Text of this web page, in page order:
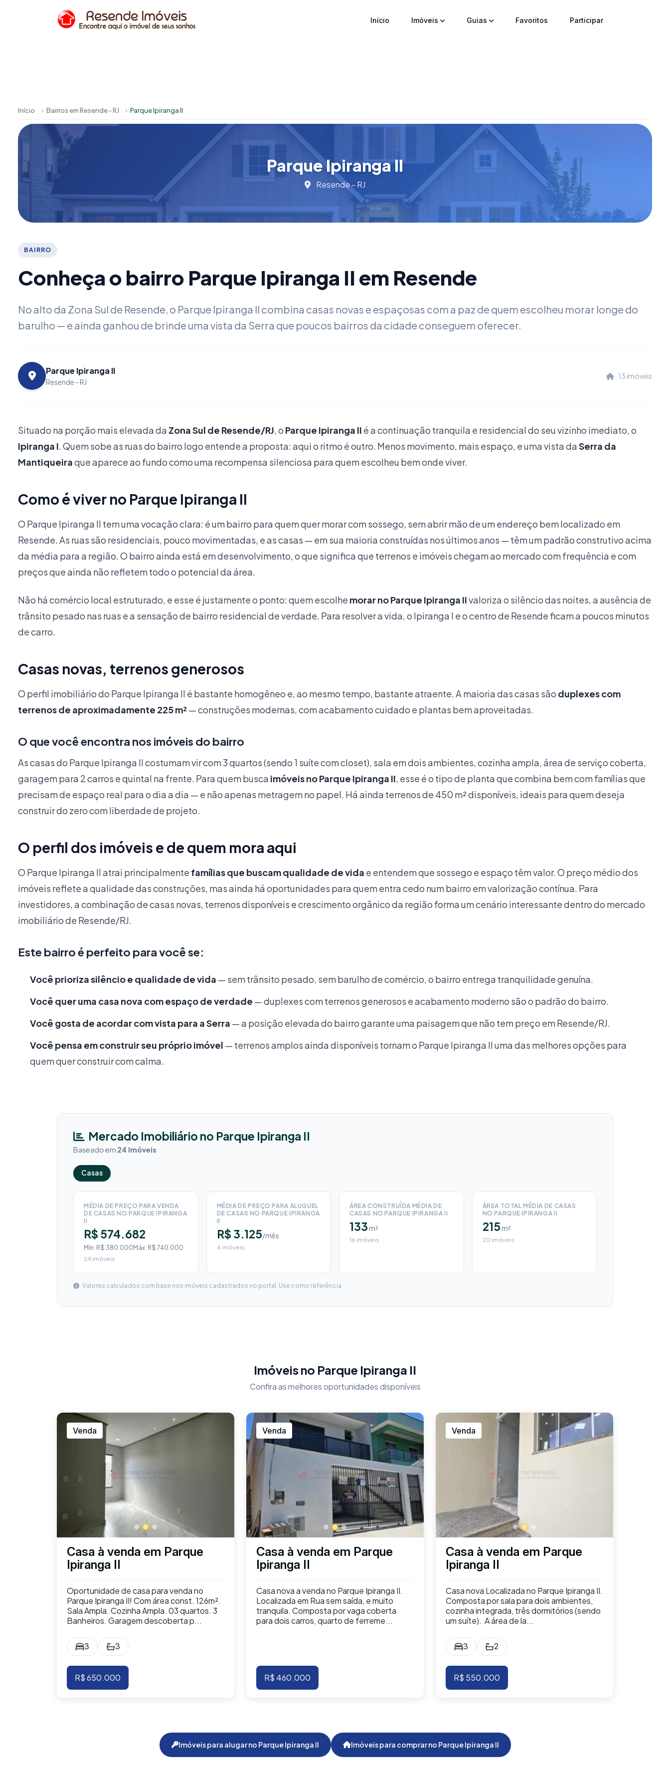
Início Imóveis Guias Favoritos Participar
Início Bairros em Resende - RJ Parque Ipiranga II
Parque Ipiranga II
Resende - RJ
BAIRRO
Conheça o bairro Parque Ipiranga II em Resende
No alto da Zona Sul de Resende, o Parque Ipiranga II combina casas novas e espaçosas com a paz de quem escolheu morar longe do
barulho — e ainda ganhou de brinde uma vista da Serra que poucos bairros da cidade conseguem oferecer.
Parque Ipiranga II
Resende - RJ
13 imóveis
Situado na porção mais elevada da Zona Sul de Resende/RJ, o Parque Ipiranga II é a continuação tranquila e residencial do seu vizinho imediato, o
Ipiranga I. Quem sobe as ruas do bairro logo entende a proposta: aqui o ritmo é outro. Menos movimento, mais espaço, e uma vista daSerra da
Mantiqueiraque aparece ao fundo como uma recompensa silenciosa para quem escolheu bem onde viver.
Como é viver no Parque Ipiranga II
O Parque Ipiranga II tem uma vocação clara: é um bairro para quem quer morar com sossego, sem abrir mão de um endereço bem localizado em
Resende. As ruas são residenciais, pouco movimentadas, e as casas — em sua maioria construídas nos últimos anos — têm um padrão construtivo acima
da média para a região. O bairro ainda está em desenvolvimento, o que significa que terrenos e imóveis chegam ao mercado com frequência e com
preços que ainda não refletem todo o potencial da área.
Não há comércio local estruturado, e esse é justamente o ponto: quem escolhe morar no Parque Ipiranga IIvaloriza o silêncio das noites, a ausência de
trânsito pesado nas ruas e a sensação de bairro residencial de verdade. Para resolver a vida, o Ipiranga I e o centro de Resende ficam a poucos minutos
de carro.
Casas novas, terrenos generosos
O perfil imobiliário do Parque Ipiranga II é bastante homogêneo e, ao mesmo tempo, bastante atraente. A maioria das casas são duplexes com
terrenos de aproximadamente 225 m²— construções modernas, com acabamento cuidado e plantas bem aproveitadas.
O que você encontra nos imóveis do bairro
As casas do Parque Ipiranga II costumam vir com 3 quartos (sendo 1 suíte com closet), sala em dois ambientes, cozinha ampla, área de serviço coberta,
garagem para 2 carros e quintal na frente. Para quem busca imóveis no Parque Ipiranga II, esse é o tipo de planta que combina bem com famílias que
precisam de espaço real para o dia a dia — e não apenas metragem no papel. Há ainda terrenos de 450 m² disponíveis, ideais para quem deseja
construir do zero com liberdade de projeto.
O perfil dos imóveis e de quem mora aqui
O Parque Ipiranga II atrai principalmente famílias que buscam qualidade de vida e entendem que sossego e espaço têm valor. O preço médio dos
imóveis reflete a qualidade das construções, mas ainda há oportunidades para quem entra cedo num bairro em valorização contínua. Para
investidores, a combinação de casas novas, terrenos disponíveis e crescimento orgânico da região forma um cenário interessante dentro do mercado
imobiliário de Resende/RJ.
Este bairro é perfeito para você se:
Você prioriza silêncio e qualidade de vida — sem trânsito pesado, sem barulho de comércio, o bairro entrega tranquilidade genuína.
Você quer uma casa nova com espaço de verdade — duplexes com terrenos generosos e acabamento moderno são o padrão do bairro.
Você gosta de acordar com vista para a Serra — a posição elevada do bairro garante uma paisagem que não tem preço em Resende/RJ.
Você pensa em construir seu próprio imóvel — terrenos amplos ainda disponíveis tornam o Parque Ipiranga II uma das melhores opções para
quem quer construir com calma.
Mercado Imobiliário no Parque Ipiranga II
Baseado em 24 Imóveis
Casas
MÉDIA DE PREÇO PARA VENDA
DE CASAS NO PARQUE IPIRANGA
II
R$ 574.682
Mín: R$ 380.000Máx: R$ 740.000
24 imóveis
MÉDIA DE PREÇO PARA ALUGUEL
DE CASAS NO PARQUE IPIRANGA
II
R$ 3.125/mês
4 imóveis
ÁREA CONSTRUÍDA MÉDIA DE
CASAS NO PARQUE IPIRANGA II
133 m²
16 imóveis
ÁREA TOTAL MÉDIA DE CASAS
NO PARQUE IPIRANGA II
215 m²
20 imóveis
Valores calculados com base nos imóveis cadastrados no portal. Use como referência.
Imóveis no Parque Ipiranga II
Confira as melhores oportunidades disponíveis
Venda
Casa à venda em Parque
Ipiranga II
Oportunidade de casa para venda no
Parque Ipiranga II! Com área const. 126m².
Sala Ampla. Cozinha Ampla. 03 quartos. 3
Banheiros. Garagem descoberta p...
3 3
R$ 650.000
Venda
Casa à venda em Parque
Ipiranga II
Casa nova a venda no Parque Ipiranga II.
Localizada em Rua sem saída, e muito
tranquila. Composta por vaga coberta
para dois carros, quarto de ferreme...
R$ 460.000
Venda
Casa à venda em Parque
Ipiranga II
Casa nova Localizada no Parque Ipiranga II.
Composta por sala para dois ambientes,
cozinha integrada, três dormitórios (sendo
um suíte). A área de la...
3 2
R$ 550.000
Imóveis para alugar no Parque Ipiranga II Imóveis para comprar no Parque Ipiranga II